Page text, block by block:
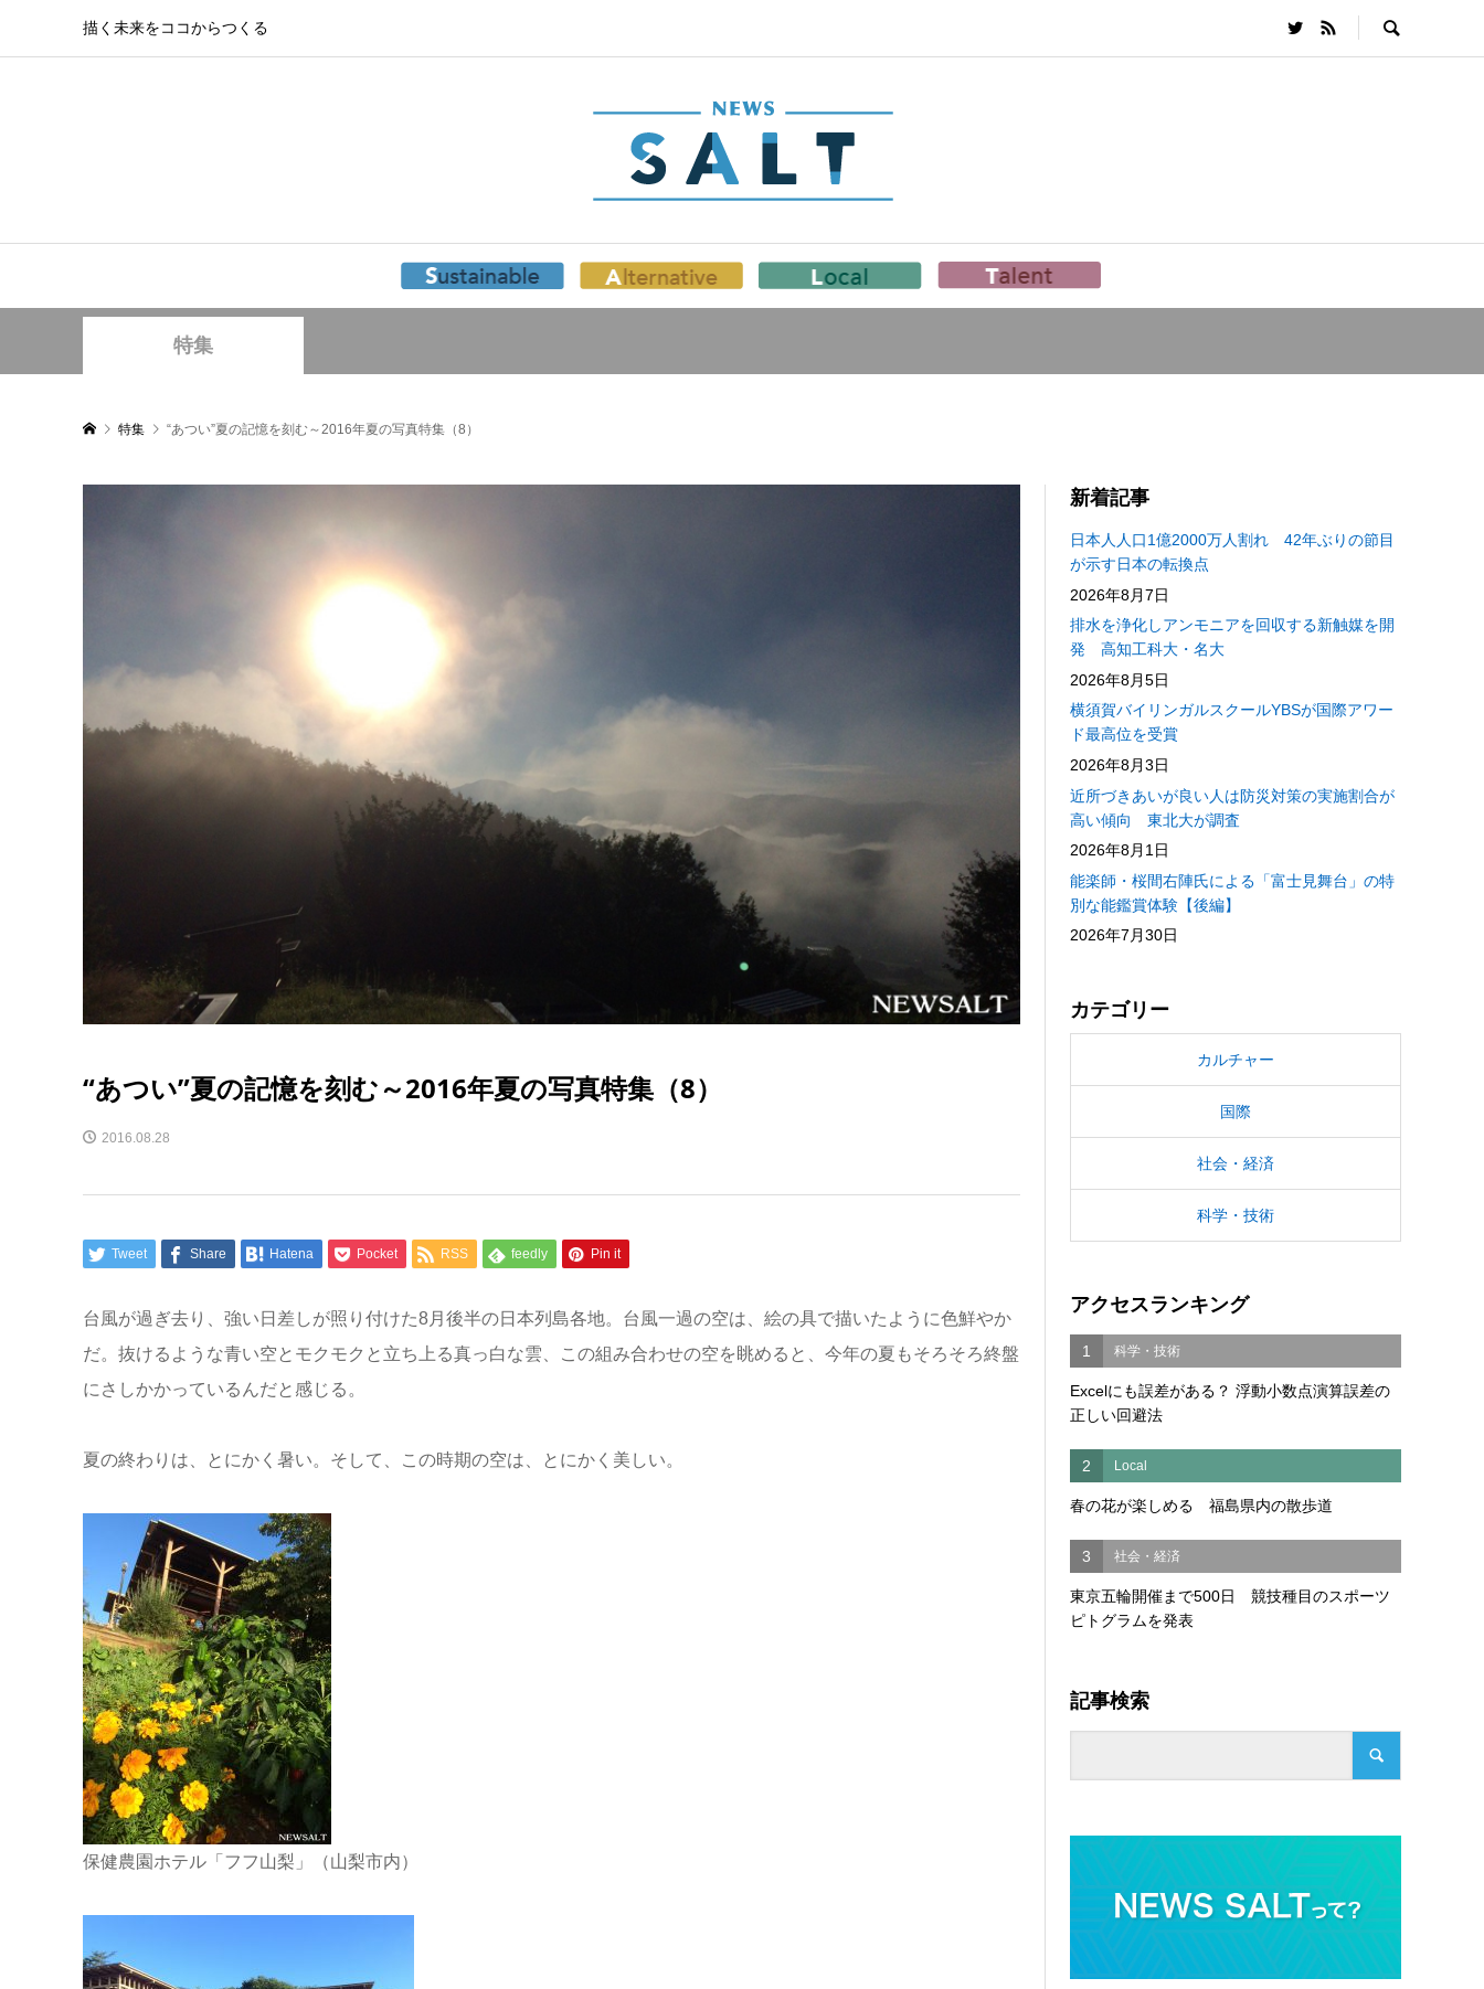
描く未来をココからつくる
特集
特集 “あつい”夏の記憶を刻む～2016年夏の写真特集（8）
“あつい”夏の記憶を刻む～2016年夏の写真特集（8）
2016.08.28
Tweet Share Hatena Pocket RSS feedly Pin it
台風が過ぎ去り、強い日差しが照り付けた8月後半の日本列島各地。台風一過の空は、絵の具で描いたように色鮮やか
だ。抜けるような青い空とモクモクと立ち上る真っ白な雲、この組み合わせの空を眺めると、今年の夏もそろそろ終盤
にさしかかっているんだと感じる。
夏の終わりは、とにかく暑い。そして、この時期の空は、とにかく美しい。
保健農園ホテル「フフ山梨」（山梨市内）
新着記事
日本人人口1億2000万人割れ 42年ぶりの節目
が示す日本の転換点
2026年8月7日
排水を浄化しアンモニアを回収する新触媒を開
発 高知工科大・名大
2026年8月5日
横須賀バイリンガルスクールYBSが国際アワー
ド最高位を受賞
2026年8月3日
近所づきあいが良い人は防災対策の実施割合が
高い傾向 東北大が調査
2026年8月1日
能楽師・桜間右陣氏による「富士見舞台」の特
別な能鑑賞体験【後編】
2026年7月30日
カテゴリー
カルチャー
国際
社会・経済
科学・技術
アクセスランキング
1 科学・技術
Excelにも誤差がある？ 浮動小数点演算誤差の
正しい回避法
2 Local
春の花が楽しめる 福島県内の散歩道
3 社会・経済
東京五輪開催まで500日 競技種目のスポーツ
ピトグラムを発表
記事検索